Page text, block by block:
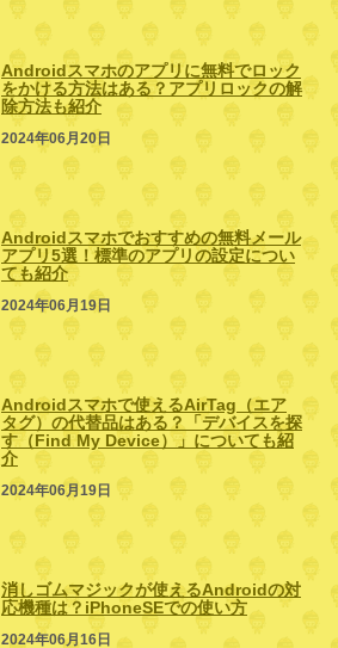
Androidスマホのアプリに無料でロック
をかける方法はある？アプリロックの解
除方法も紹介
2024年06月20日
Androidスマホでおすすめの無料メール
アプリ5選！標準のアプリの設定につい
ても紹介
2024年06月19日
Androidスマホで使えるAirTag（エア
タグ）の代替品はある？「デバイスを探
す（Find My Device）」についても紹
介
2024年06月19日
消しゴムマジックが使えるAndroidの対
応機種は？iPhoneSEでの使い方
2024年06月16日